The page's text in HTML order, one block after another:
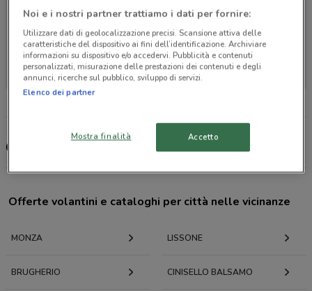
Non ci sono negozi nelle vicinanze
GeoTek Center, offerte e negozi
Offerte volantini e cataloghi per città nelle vicinanze
MONZA LISSONE
BRUGHERIO CINISELLO BALSAMO
Noi e i nostri partner trattiamo i dati per fornire:
Utilizzare dati di geolocalizzazione precisi. Scansione attiva delle
caratteristiche del dispositivo ai fini dell’identificazione. Archiviare
informazioni su dispositivo e/o accedervi. Pubblicità e contenuti
personalizzati, misurazione delle prestazioni dei contenuti e degli
annunci, ricerche sul pubblico, sviluppo di servizi.
Elenco dei partner
Mostra finalità Accetto